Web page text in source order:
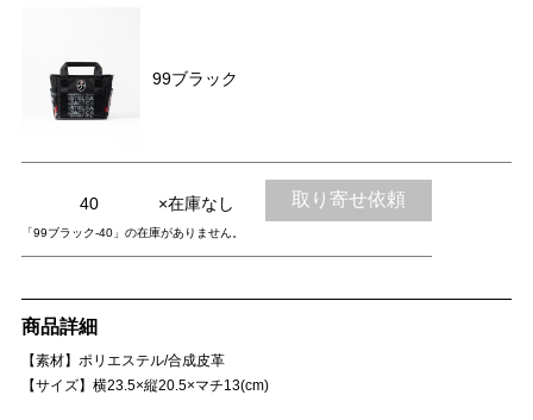
99ブラック
40 ×在庫なし 取り寄せ依頼
「99ブラック-40」の在庫がありません。
商品詳細
【素材】ポリエステル/合成皮革
【サイズ】横23.5×縦20.5×マチ13(cm)